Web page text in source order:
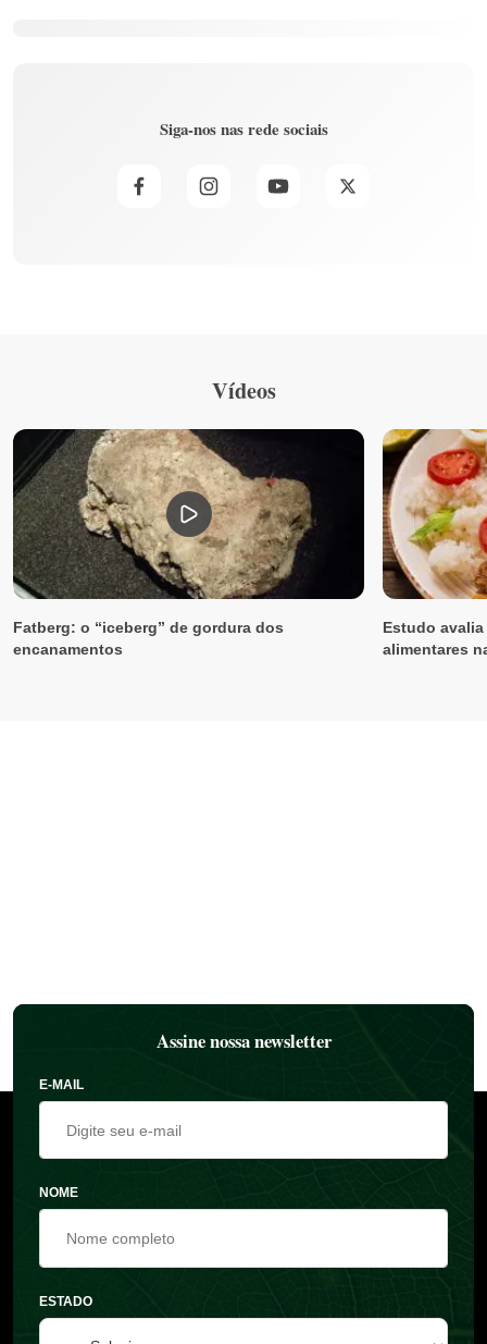
Siga-nos nas rede sociais
Vídeos
Fatberg: o “iceberg” de gordura dos
encanamentos
Estudo
alimentares
Assine nossa newsletter
E-MAIL
NOME
ESTADO